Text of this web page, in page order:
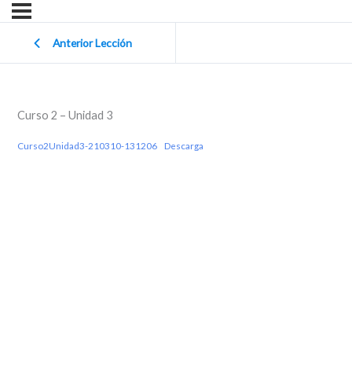
Anterior Lección
Curso 2 – Unidad 3
Curso2Unidad3-210310-131206 Descarga